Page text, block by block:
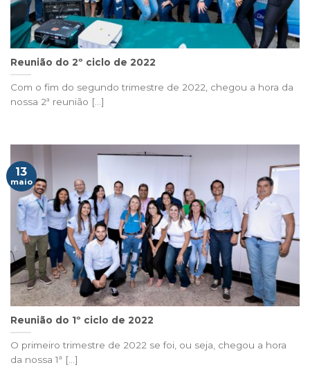
Reunião do 2º ciclo de 2022
Com o fim do segundo trimestre de 2022, chegou a hora da
nossa 2ª reunião [...]
Reunião do 1º ciclo de 2022
O primeiro trimestre de 2022 se foi, ou seja, chegou a hora
da nossa 1ª [...]
13
maio